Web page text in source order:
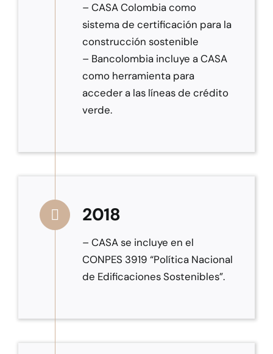
– CASA Colombia como
sistema de certificación para la
construcción sostenible
– Bancolombia incluye a CASA
como herramienta para
acceder a las líneas de crédito
verde.
2018
– CASA se incluye en el
CONPES 3919 “Política Nacional
de Edificaciones Sostenibles”.